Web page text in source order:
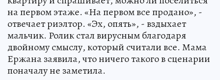
на первом этаже. «На первом все продано», -
отвечает риэлтор. «Эх, опять», - вздыхает
мальчик. Ролик стал вирусным благодаря
двойному смыслу, который считали все. Мама
Ержана заявила, что ничего такого в сценарии
поначалу не заметила.